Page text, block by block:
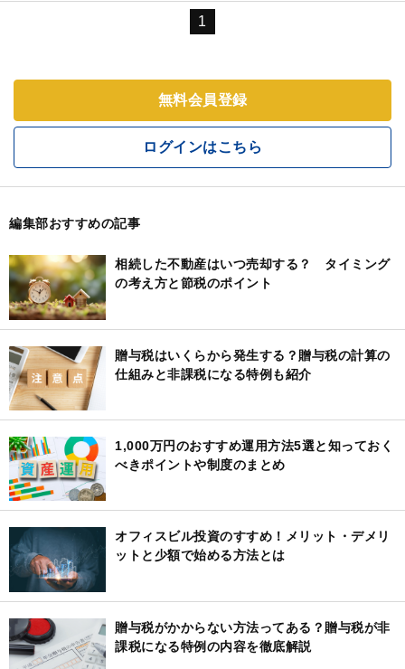
1
無料会員登録
ログインはこちら
編集部おすすめの記事
相続した不動産はいつ売却する？ タイミング
の考え方と節税のポイント
贈与税はいくらから発生する？贈与税の計算の
仕組みと非課税になる特例も紹介
1,000万円のおすすめ運用方法5選と知っておく
べきポイントや制度のまとめ
オフィスビル投資のすすめ！メリット・デメリ
ットと少額で始める方法とは
贈与税がかからない方法ってある？贈与税が非
課税になる特例の内容を徹底解説